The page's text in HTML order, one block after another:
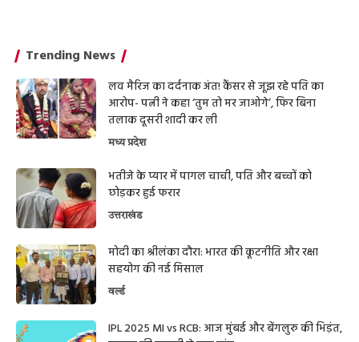
Trending News
लव मैरिज का दर्दनाक अंत! कैंसर से जूझ रहे पति का
आरोप- पत्नी ने कहा ‘तुम तो मर जाओगे’, फिर बिना
तलाक दूसरी शादी कर ली
मध्य प्रदेश
भतीजे के प्यार में पागल चाची, पति और बच्चों को
छोड़कर हुई फरार
उत्तराखंड
मोदी का श्रीलंका दौरा: भारत की कूटनीति और रक्षा
सहयोग की नई मिसाल
वर्ल्ड
IPL 2025 MI vs RCB: आज मुंबई और बेंगलुरु की भिड़ंत,